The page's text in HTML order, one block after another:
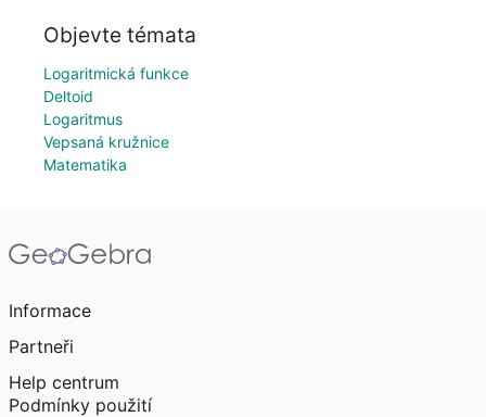
Objevte témata
Logaritmická funkce
Deltoid
Logaritmus
Vepsaná kružnice
Matematika
Informace
Partneři
Help centrum
Podmínky použití